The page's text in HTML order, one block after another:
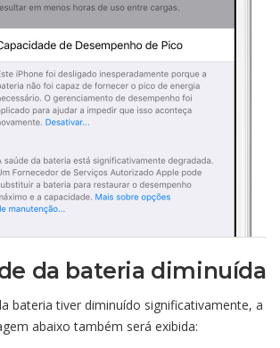
da bateria diminuída
bateria tiver diminuído significativamente, a
abaixo também será exibida: